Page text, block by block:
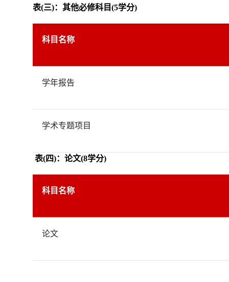
表(三)：其他必修科目(5学分)
科目名称
学年报告
学术专题项目
表(四)：论文(8学分)
科目名称
论文